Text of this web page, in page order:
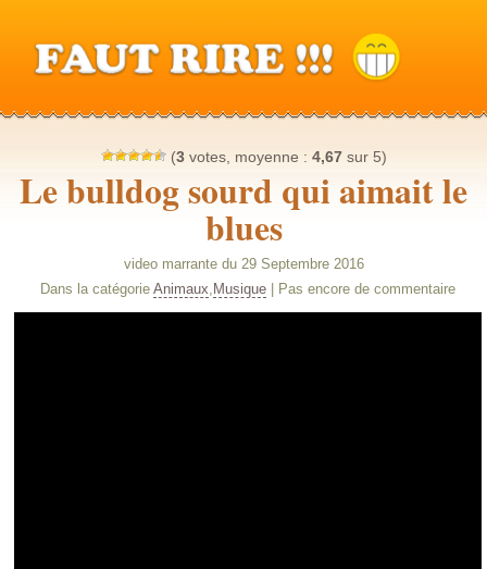
(3votes, moyenne : 4,67sur 5)
Le bulldog sourd qui aimait le
blues
video marrante du 29 Septembre 2016
Dans la catégorieAnimaux, Musique | Pas encore de commentaire